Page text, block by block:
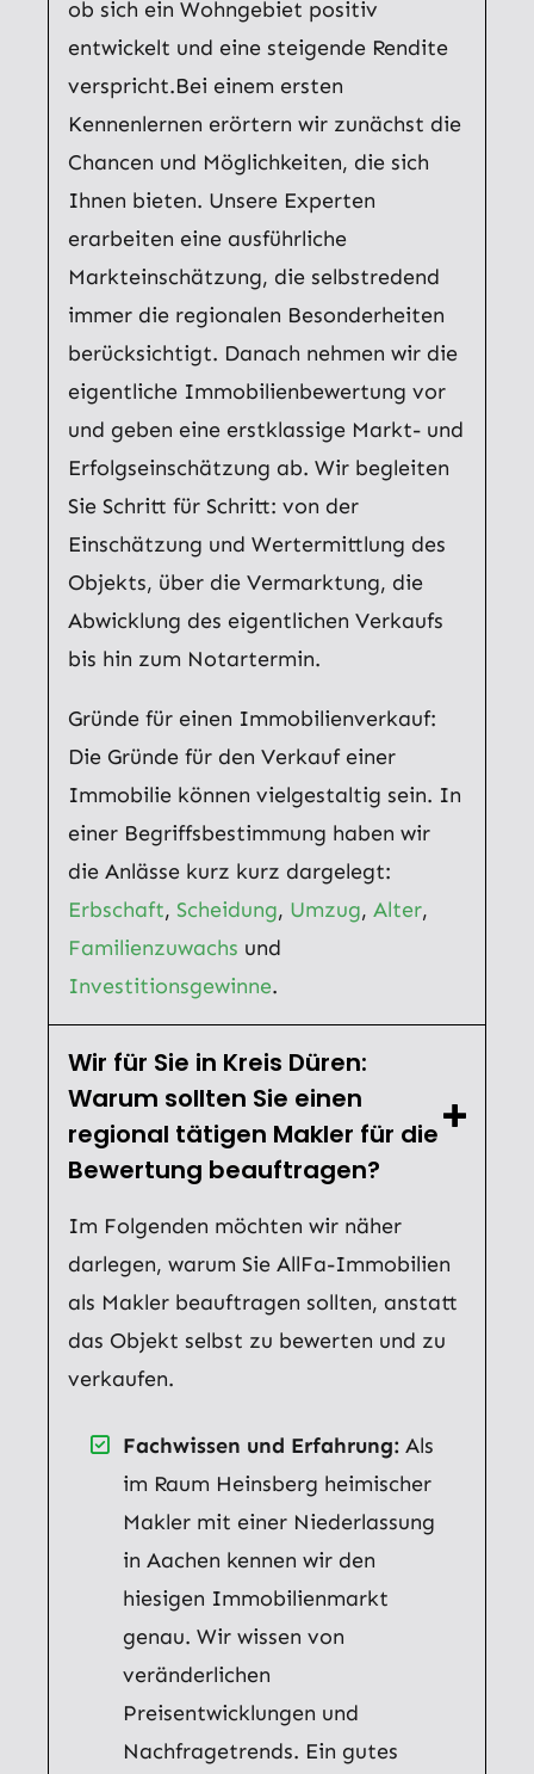
ob sich ein Wohngebiet positiv
entwickelt und eine steigende Rendite
verspricht.Bei einem ersten
Kennenlernen erörtern wir zunächst die
Chancen und Möglichkeiten, die sich
Ihnen bieten. Unsere Experten
erarbeiten eine ausführliche
Markteinschätzung, die selbstredend
immer die regionalen Besonderheiten
berücksichtigt. Danach nehmen wir die
eigentliche Immobilienbewertung vor
und geben eine erstklassige Markt- und
Erfolgseinschätzung ab. Wir begleiten
Sie Schritt für Schritt: von der
Einschätzung und Wertermittlung des
Objekts, über die Vermarktung, die
Abwicklung des eigentlichen Verkaufs
bis hin zum Notartermin.
Gründe für einen Immobilienverkauf:
Die Gründe für den Verkauf einer
Immobilie können vielgestaltig sein. In
einer Begriffsbestimmung haben wir
die Anlässe kurz kurz dargelegt:
Erbschaft, Scheidung, Umzug,Alter,
Familienzuwachs und
Investitionsgewinne.
Wir für Sie in Kreis Düren:
Warum sollten Sie einen
regional tätigen Makler für die
Bewertung beauftragen?
Im Folgenden möchten wir näher
darlegen, warum Sie AllFa-Immobilien
als Makler beauftragen sollten, anstatt
das Objekt selbst zu bewerten und zu
verkaufen.
Fachwissen und Erfahrung: Als
im Raum Heinsberg heimischer
Makler mit einer Niederlassung
in Aachen kennen wir den
hiesigen Immobilienmarkt
genau. Wir wissen von
veränderlichen
Preisentwicklungen und
Nachfragetrends. Ein gutes